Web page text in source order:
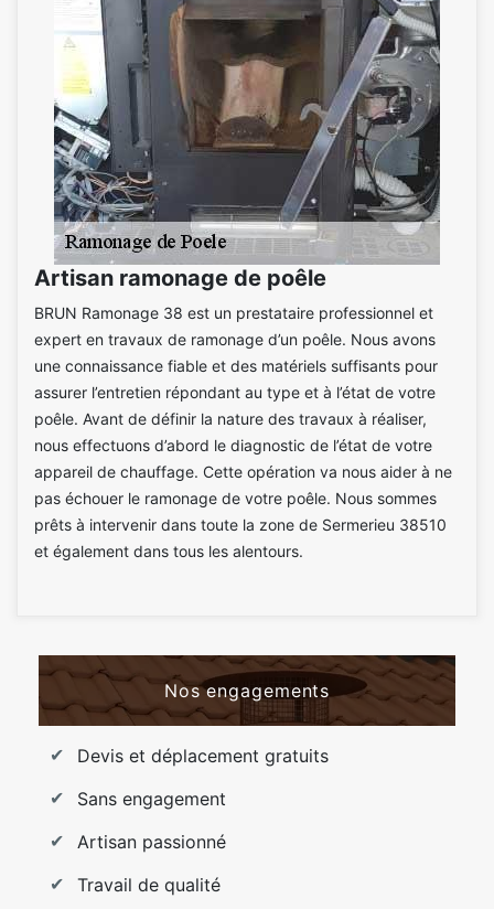
Artisan ramonage de poêle
BRUN Ramonage 38 est un prestataire professionnel et
expert en travaux de ramonage d’un poêle. Nous avons
une connaissance fiable et des matériels suffisants pour
assurer l’entretien répondant au type et à l’état de votre
poêle. Avant de définir la nature des travaux à réaliser,
nous effectuons d’abord le diagnostic de l’état de votre
appareil de chauffage. Cette opération va nous aider à ne
pas échouer le ramonage de votre poêle. Nous sommes
prêts à intervenir dans toute la zone de Sermerieu 38510
et également dans tous les alentours.
Nos engagements
Devis et déplacement gratuits
Sans engagement
Artisan passionné
Travail de qualité